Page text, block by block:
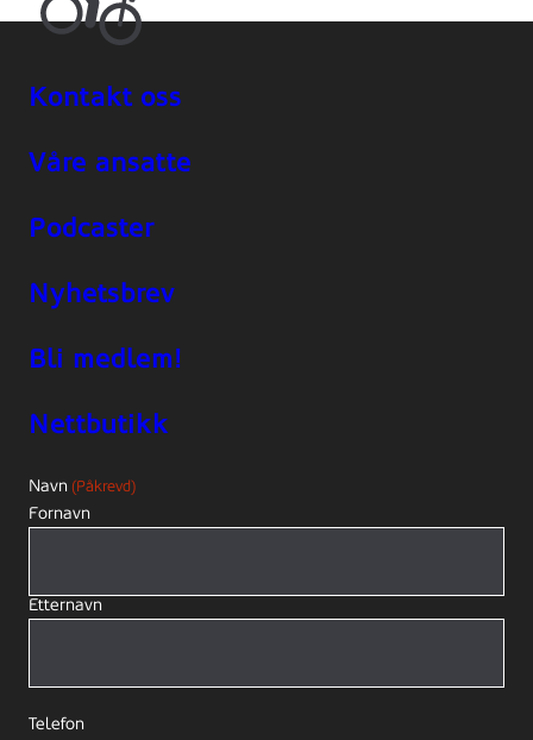
Kontakt oss
Våre ansatte
Podcaster
Nyhetsbrev
Bli medlem!
Nettbutikk
Navn (Påkrevd)
Fornavn
Etternavn
Telefon